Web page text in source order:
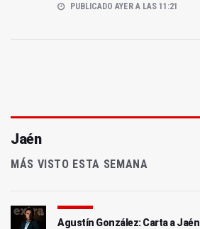
PUBLICADO AYER A LAS 11:21
Jaén
MÁS VISTO ESTA SEMANA
Agustín González: Carta a Jaén